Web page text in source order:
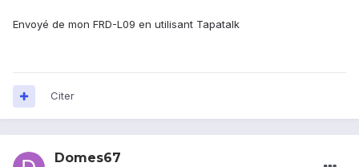
Envoyé de mon FRD-L09 en utilisant Tapatalk
Citer
Domes67